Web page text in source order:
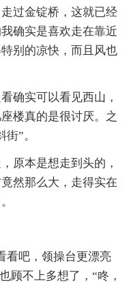
过金锭桥，这就已经
确实是喜欢走在靠近
别的凉快，而且风也
确实可以看见西山，
楼真的是很讨厌。之
”。
原本是想走到头的，
然那么大，走得实在
看吧，领操台更漂亮
顾不上多想了，“咚，